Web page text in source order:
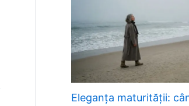
Eleganța maturității: